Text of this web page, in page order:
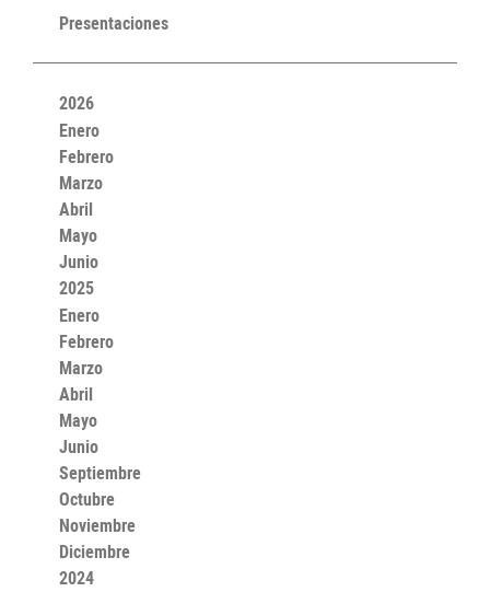
Presentaciones
2026
Enero
Febrero
Marzo
Abril
Mayo
Junio
2025
Enero
Febrero
Marzo
Abril
Mayo
Junio
Septiembre
Octubre
Noviembre
Diciembre
2024